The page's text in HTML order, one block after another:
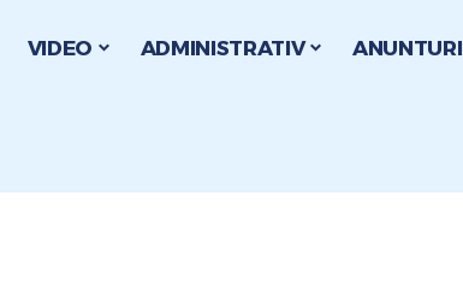
VIDEO ADMINISTRATIV ANUNTURI